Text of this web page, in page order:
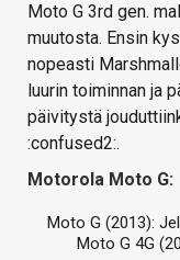
Moto G 3rd gen.
muutosta. Ensin
nopeasti
luurin toiminnan ja
päivitystä
:confused2:.
Motorola Moto G:
Moto G (2013):
Moto G 4G